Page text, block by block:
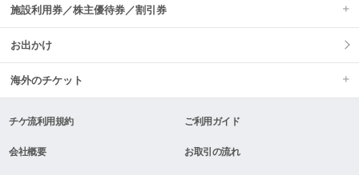
施設利用券／株主優待券／割引券
お出かけ
海外のチケット
チケ流利用規約 ご利用ガイド
会社概要 お取引の流れ